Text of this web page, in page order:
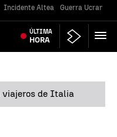
Incidente Altea Guerra Ucrania
ÚLTIMA
HORA
viajeros de Italia